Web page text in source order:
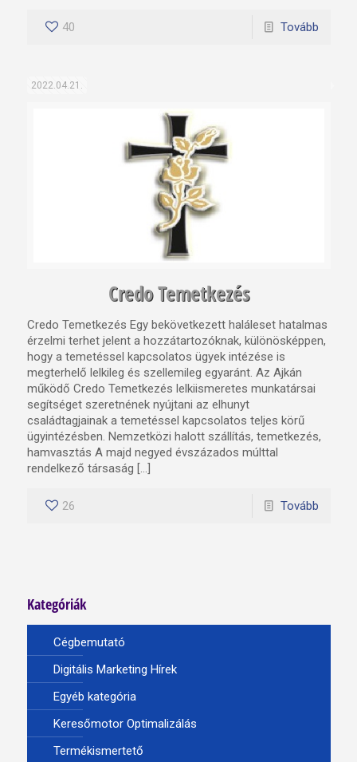
40 Tovább
2022.04.21.
Credo Temetkezés
Credo Temetkezés Egy bekövetkezett haláleset hatalmas
érzelmi terhet jelent a hozzátartozóknak, különösképpen,
hogy a temetéssel kapcsolatos ügyek intézése is
megterhelő lelkileg és szellemileg egyaránt. Az Ajkán
működő Credo Temetkezés lelkiismeretes munkatársai
segítséget szeretnének nyújtani az elhunyt
családtagjainak a temetéssel kapcsolatos teljes körű
ügyintézésben. Nemzetközi halott szállítás, temetkezés,
hamvasztás A majd negyed évszázados múlttal
rendelkező társaság […]
26 Tovább
Kategóriák
Cégbemutató
Digitális Marketing Hírek
Egyéb kategória
Keresőmotor Optimalizálás
Termékismertető